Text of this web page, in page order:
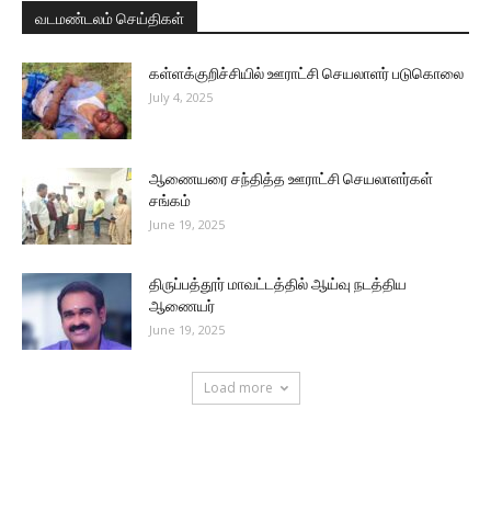
வடமண்டலம் செய்திகள்
கள்ளக்குறிச்சியில் ஊராட்சி செயலாளர் படுகொலை
July 4, 2025
ஆணையரை சந்தித்த ஊராட்சி செயலாளர்கள்
சங்கம்
June 19, 2025
திருப்பத்தூர் மாவட்டத்தில் ஆய்வு நடத்திய
ஆணையர்
June 19, 2025
Load more